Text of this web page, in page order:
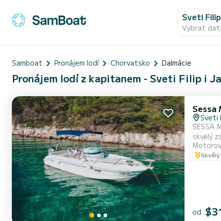
Sveti
Vybrat
Samboat Pronájem lodí Chorvatsko Dalmácie
Pronájem lodí z kapitanem - Sveti Filip i
Sessa
Sveti
SESSA
skvělý
pojme
od